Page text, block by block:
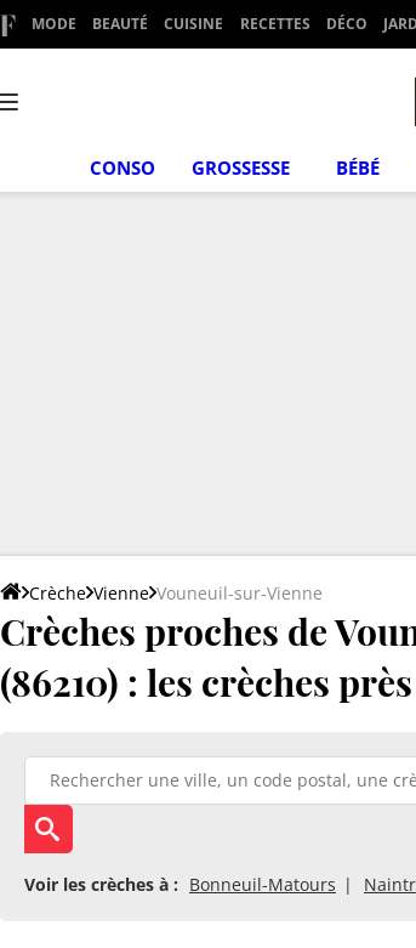
MODE BEAUTÉ CUISINE RECETTES DÉCO
CONSO GROSSESSE BÉBÉ
Crèche Vienne Vouneuil-sur-Vienne
Crèches proches de
(86210) : les crèches
Voir les crèches à : Bonneuil-Matours